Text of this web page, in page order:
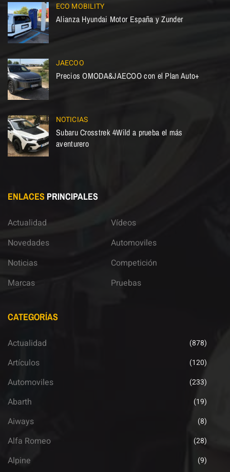
ECO MOBILITY
Alianza Hyundai Motor España y Zunder
JAECOO
Precios OMODA&JAECOO con el Plan Auto+
NOTICIAS
Subaru Crosstrek 4Wild a prueba el más
aventurero
ENLACES PRINCIPALES
Actualidad
Novedades
Noticias
Marcas
Vídeos
Automoviles
Competición
Pruebas
CATEGORÍAS
Actualidad (878)
Artículos (120)
Automoviles (233)
Abarth (19)
Aiways (8)
Alfa Romeo (28)
Alpine (9)